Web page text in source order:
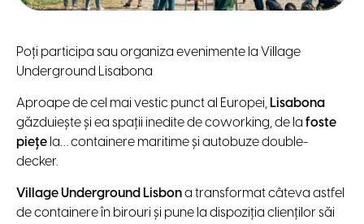
Poți participa sau organiza evenimente la Village
Underground Lisabona
Aproape de cel mai vestic punct al Europei, Lisabona
găzduiește și ea spații inedite de coworking, de la foste
piețe la… containere maritime și autobuze double-
decker.
Village Underground Lisbona transformat câteva astfel
de containere în birouri și pune la dispoziția clienților săi